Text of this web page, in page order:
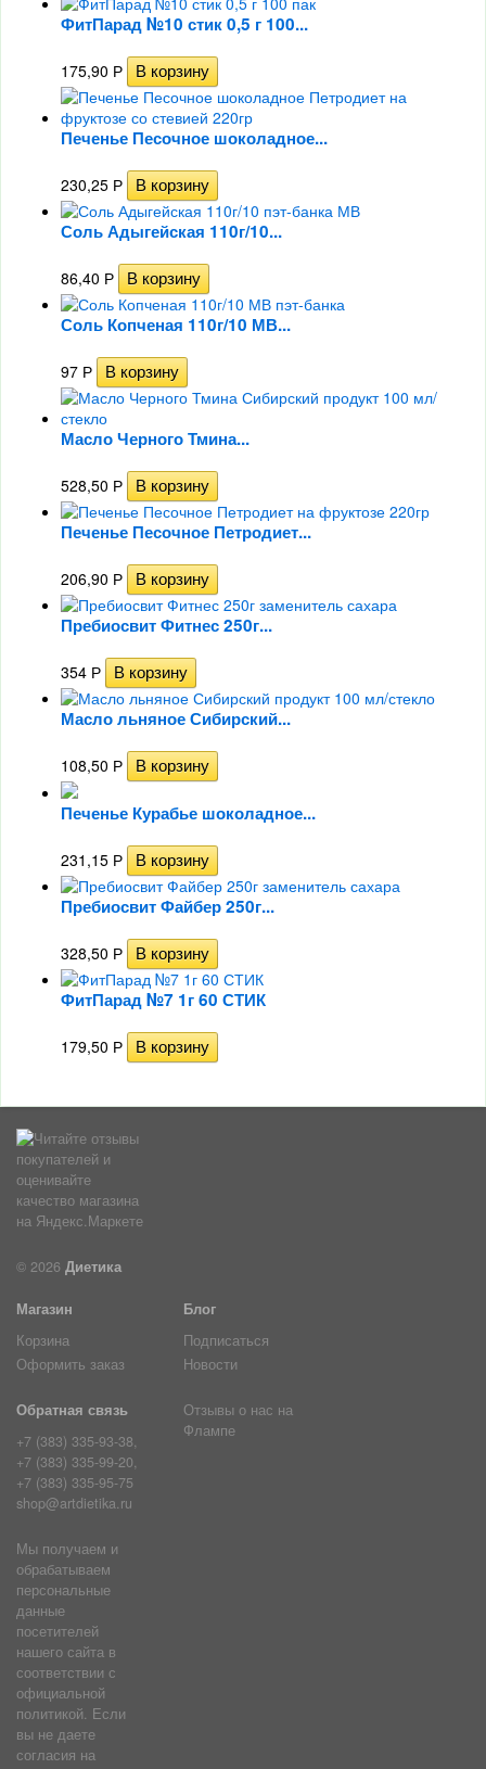
ФитПарад №10 стик 0,5 г 100...
175,90 Р
Печенье Песочное шоколадное...
230,25 Р
Соль Адыгейская 110г/10...
86,40 Р
Соль Копченая 110г/10 МВ...
97 Р
Масло Черного Тмина...
528,50 Р
Печенье Песочное Петродиет...
206,90 Р
Пребиосвит Фитнес 250г...
354 Р
Масло льняное Сибирский...
108,50 Р
Печенье Курабье шоколадное...
231,15 Р
Пребиосвит Файбер 250г...
328,50 Р
ФитПарад №7 1г 60 СТИК
179,50 Р
© 2026 Диетика
Магазин
Корзина
Оформить заказ
Блог
Подписаться
Новости
Обратная связь
+7 (383) 335-93-38,
+7 (383) 335-99-20,
+7 (383) 335-95-75
shop@artdietika.ru
Отзывы о нас на
Флампе
Мы получаем и
обрабатываем
персональные
данные
посетителей
нашего сайта в
соответствии с
официальной
политикой. Если
вы не даете
согласия на